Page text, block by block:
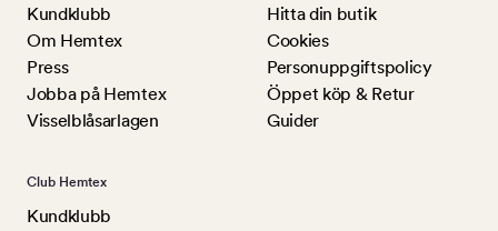
Kundklubb
Om Hemtex
Press
Jobba på Hemtex
Visselblåsarlagen
Hitta din butik
Cookies
Personuppgiftspolicy
Öppet köp & Retur
Guider
Club Hemtex
Kundklubb